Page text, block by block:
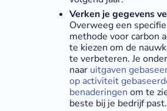
Verken je gegevens
Overweeg een
methode voor carbon
te kiezen om de
te verbeteren. Je
naar uitgaven
op activiteit
benaderingenom te
beste bij je bedrijf past.